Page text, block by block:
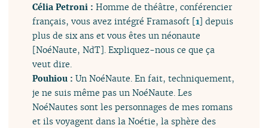
Célia Petroni :Homme de théâtre, conférencier
français, vous avez intégré Framasoft [1] depuis
plus de six ans et vous êtes un néonaute
[NoéNaute, NdT]. Expliquez-nous ce que ça
veut dire.
Pouhiou :Un NoéNaute. En fait, techniquement,
je ne suis même pas un NoéNaute. Les
NoéNautes sont les personnages de mes romans
et ils voyagent dans la Noétie, la sphère des